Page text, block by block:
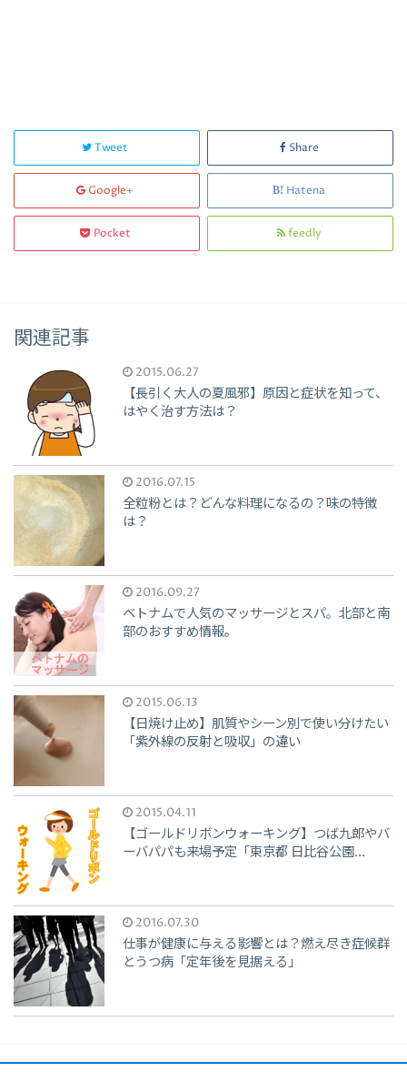
Tweet Share
Google+ Hatena
Pocket feedly
関連記事
2015.06.27
【長引く大人の夏風邪】原因と症状を知って、
はやく治す方法は？
2016.07.15
全粒粉とは？どんな料理になるの？味の特徴
は？
2016.09.27
ベトナムで人気のマッサージとスパ。北部と南
部のおすすめ情報。
2015.06.13
【日焼け止め】肌質やシーン別で使い分けたい
「紫外線の反射と吸収」の違い
2015.04.11
【ゴールドリボンウォーキング】つば九郎やバ
ーバパパも来場予定「東京都 日比谷公園...
2016.07.30
仕事が健康に与える影響とは？燃え尽き症候群
とうつ病「定年後を見据える」